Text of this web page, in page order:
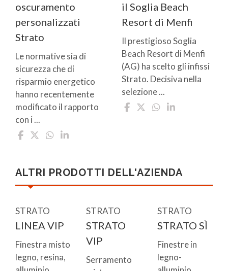
oscuramento
personalizzati
Strato
Le normative sia di
sicurezza che di
risparmio energetico
hanno recentemente
modificato il rapporto
con i ...
il Soglia Beach
Resort di Menfi
Il prestigioso Soglia
Beach Resort di Menfi
(AG) ha scelto gli infissi
Strato. Decisiva nella
selezione ...
ALTRI PRODOTTI DELL'AZIENDA
STRATO
LINEA VIP
Finestra misto
legno, resina,
STRATO
STRATO
VIP
Serramento
STRATO
STRATO SÌ
Finestre in
legno-